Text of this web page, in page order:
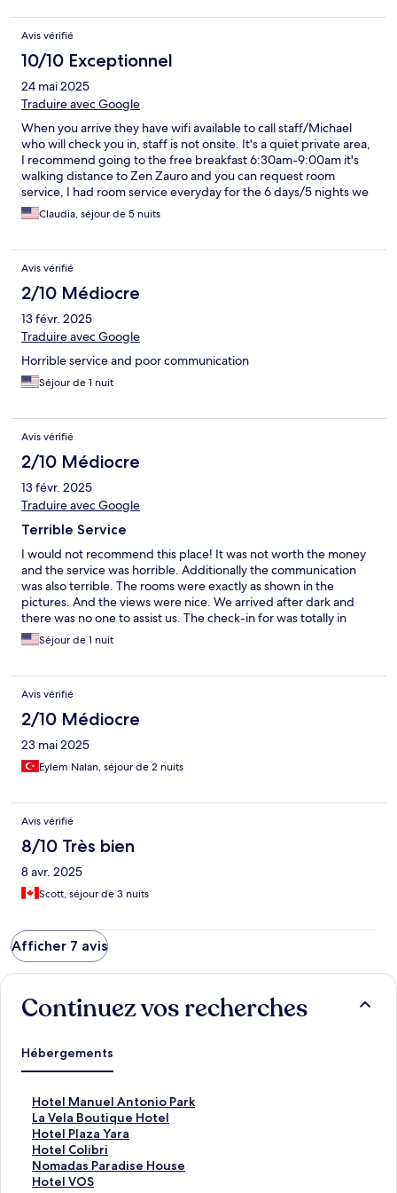
Avis vérifié
10/10 Exceptionnel
24 mai 2025
Traduire avec Google
When you arrive they have wifi available to call staff/Michael
who will check you in, staff is not onsite. It's a quiet private area,
I recommend going to the free breakfast 6:30am-9:00am it's
walking distance to Zen Zauro and you can request room
service, I had room service everyday for the 6 days/5 nights we
were there, had clean towels and clean sheets and cleaned
bathroom and floors.
Claudia, séjour de 5 nuits
Avis vérifié
2/10 Médiocre
13 févr. 2025
Traduire avec Google
Horrible service and poor communication
Séjour de 1 nuit
Avis vérifié
2/10 Médiocre
13 févr. 2025
Traduire avec Google
Terrible Service
I would not recommend this place! It was not worth the money
and the service was horrible. Additionally the communication
was also terrible. The rooms were exactly as shown in the
pictures. And the views were nice. We arrived after dark and
there was no one to assist us. The check-in for was totally in
adequate. We tried contacting the posted number which was
out of service. We didn't know where or which room we were
asking the neighboring hotel for help, the host was rude and
condescending.
Séjour de 1 nuit
Avis vérifié
2/10 Médiocre
23 mai 2025
Eylem Nalan, séjour de 2 nuits
Avis vérifié
8/10 Très bien
8 avr. 2025
Scott, séjour de 3 nuits
Afficher 7 avis
Continuez vos recherches
Hébergements
Hotel Manuel Antonio Park
L
i
e
n
o
u
La Vela Boutique Hotel
L
i
e
n
o
Hotel Plaza Yara
L
i
e
n
Hotel Colibri
L
i
e
Nomadas Paradise House
L
iHotel VOS
L